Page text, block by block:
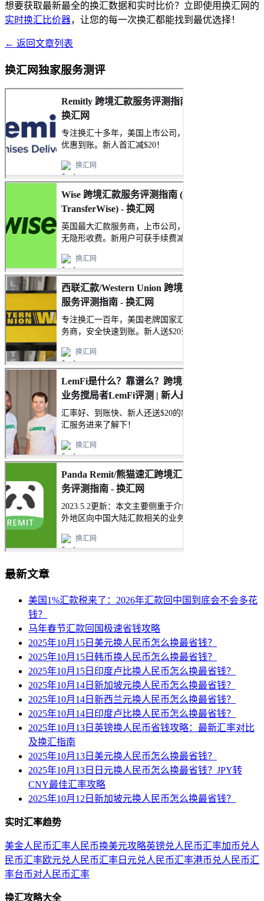
想要获取最新最全的换汇数据和实时比价？立即使用换汇网的
实时换汇比价器，让您的每一次换汇都能找到最优选择！
← 返回文章列表
换汇网独家服务测评
最新文章
美国1%汇款税来了：2026年汇款回中国到底会不会多花
钱？
马年春节汇款回国极速省钱攻略
2025年10月15日美元换人民币怎么换最省钱？
2025年10月15日韩币换人民币怎么换最省钱？
2025年10月15日印度卢比换人民币怎么换最省钱？
2025年10月14日新加坡元换人民币怎么换最省钱？
2025年10月14日新西兰元换人民币怎么换最省钱？
2025年10月14日印度卢比换人民币怎么换最省钱？
2025年10月13日英镑换人民币省钱攻略：最新汇率对比
及换汇指南
2025年10月13日美元换人民币怎么换最省钱？
2025年10月13日日元换人民币怎么换最省钱？JPY转
CNY最佳汇率攻略
2025年10月12日新加坡元换人民币怎么换最省钱？
实时汇率趋势
美金人民币汇率人民币换美元攻略英镑兑人民币汇率加币兑人
民币汇率欧元兑人民币汇率 日元兑人民币汇率港币兑人民币汇
率台币对人民币汇率
换汇攻略大全